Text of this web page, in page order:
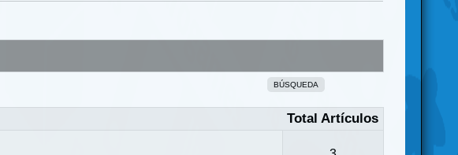
BÚSQUEDA
Total Artículos